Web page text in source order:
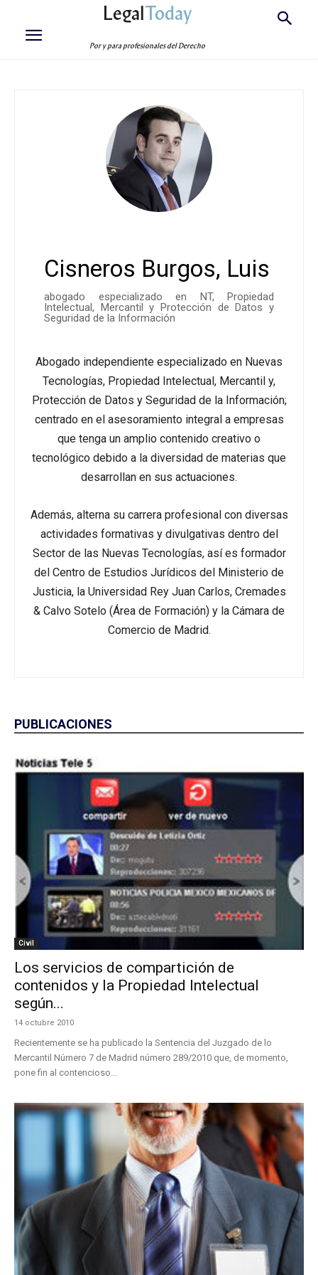
LegalToday
Por y para profesionales del Derecho
Cisneros Burgos, Luis
abogado especializado en NT, Propiedad
Intelectual, Mercantil y Protección de Datos y
Seguridad de la Información
Abogado independiente especializado en Nuevas
Tecnologías, Propiedad Intelectual, Mercantil y,
Protección de Datos y Seguridad de la Información;
centrado en el asesoramiento integral a empresas
que tenga un amplio contenido creativo o
tecnológico debido a la diversidad de materias que
desarrollan en sus actuaciones.
Además, alterna su carrera profesional con diversas
actividades formativas y divulgativas dentro del
Sector de las Nuevas Tecnologías, así es formador
del Centro de Estudios Jurídicos del Ministerio de
Justicia, la Universidad Rey Juan Carlos, Cremades
& Calvo Sotelo (Área de Formación) y la Cámara de
Comercio de Madrid.
PUBLICACIONES
Civil
Los servicios de compartición de
contenidos y la Propiedad Intelectual
según...
14 octubre 2010
Recientemente se ha publicado la Sentencia del Juzgado de lo
Mercantil Número 7 de Madrid número 289/2010 que, de momento,
pone fin al contencioso...